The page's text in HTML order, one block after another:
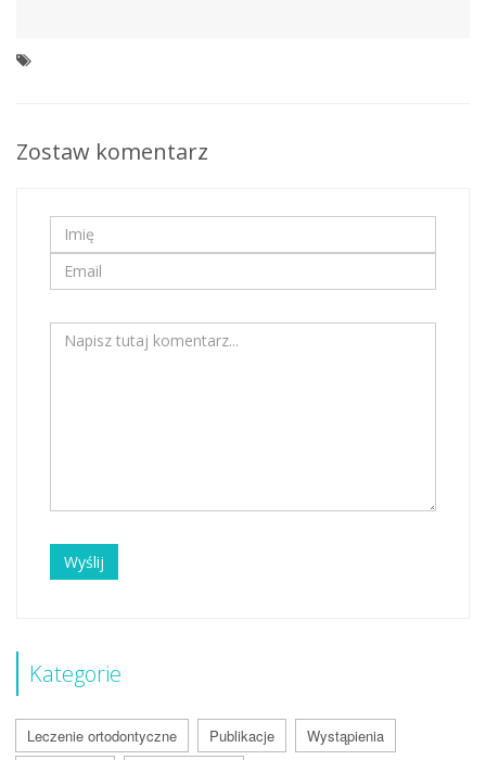
Zostaw komentarz
Wyślij
Kategorie
Leczenie ortodontyczne Publikacje
Wystąpienia